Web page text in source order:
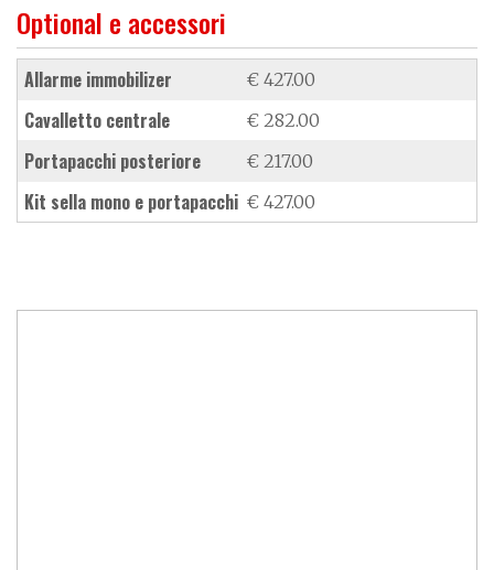
Optional e accessori
allarme immobilizer € 427.00
cavalletto centrale € 282.00
portapacchi posteriore € 217.00
kit sella mono e portapacchi € 427.00